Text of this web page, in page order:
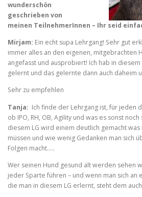
wunderschön
geschrieben von
meinen TeilnehmerInnen – Ihr seid
Mirjam: Ein echt supa Lehrgang! Sehr gut
immer alles an den eigenen, mitgebrachten
angefasst und ausprobiert! Ich hab in
gelernt und das gelernte dann auch daheim
Sehr zu empfehlen
Tanja: Ich finde der Lehrgang ist, für jeden
ob IPO, RH, OB, Agility und was es sonst noch
diesem LG wird einem deutlich gemacht
müssen und wie wenig Gedanken man sich
Folgen macht…..
Wer seinen Hund gesund alt werden sehen
jeder Sparte führen – und wenn man sich an
die man in diesem LG erlernt, steht dem